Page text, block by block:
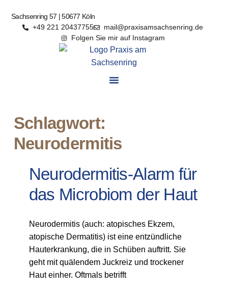
Sachsenring 57 | 50677 Köln
+49 221 20437755
mail@praxisamsachsenring.de
Folgen Sie mir auf Instagram
Schlagwort:
Neurodermitis
Neurodermitis-Alarm für
das Microbiom der Haut
Neurodermitis (auch: atopisches Ekzem,
atopische Dermatitis) ist eine entzündliche
Hauterkrankung, die in Schüben auftritt. Sie
geht mit quälendem Juckreiz und trockener
Haut einher. Oftmals betrifft